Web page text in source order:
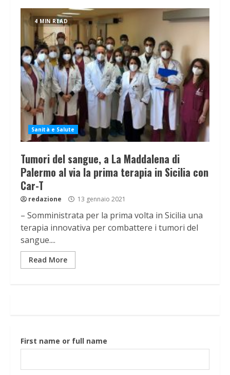
4 MIN READ
Sanità e Salute
Tumori del sangue, a La Maddalena di
Palermo al via la prima terapia in Sicilia con
Car-T
redazione 13 gennaio 2021
– Somministrata per la prima volta in Sicilia una
terapia innovativa per combattere i tumori del
sangue....
Read More
First name or full name